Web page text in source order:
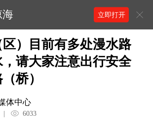
）目前有多处漫水路
，请大家注意出行安全
桥）
体中心
| 6033
海 立即打开